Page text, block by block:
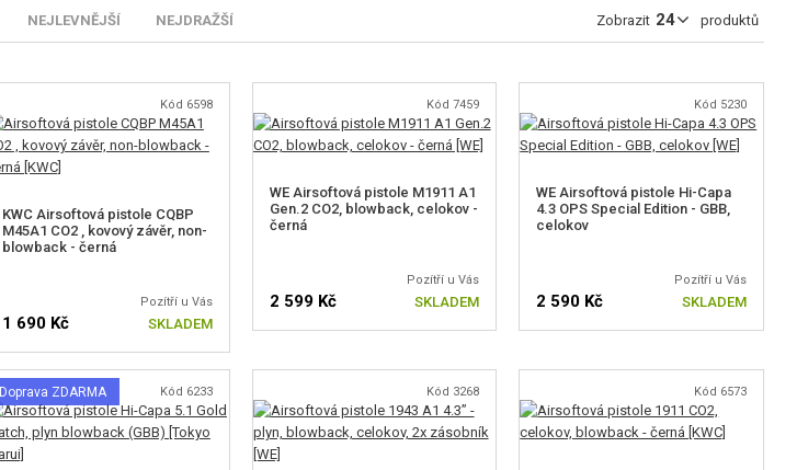
Zobrazit produktů
NEJLEVNĚJŠÍ NEJDRAŽŠÍ
Kód 6598
KWC Airsoftová pistole CQBP
M45A1 CO2 , kovový závěr, non-
blowback - černá
Pozítří u Vás
1 690 Kč SKLADEM
Kód 7459
WE Airsoftová pistole M1911 A1
Gen.2 CO2, blowback, celokov -
černá
Pozítří u Vás
2 599 Kč SKLADEM
Kód 5230
WE Airsoftová pistole Hi-Capa
4.3 OPS Special Edition - GBB,
celokov
Pozítří u Vás
2 590 Kč SKLADEM
Doprava ZDARMA Kód 6233 Kód 3268 Kód 6573